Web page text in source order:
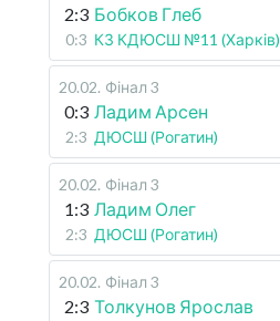
2:3 Бобков Глеб
0:3 КЗ КДЮСШ №11 (Харків)
20.02. Фінал 3
0:3 Ладим Арсен
2:3 ДЮСШ (Рогатин)
20.02. Фінал 3
1:3 Ладим Олег
2:3 ДЮСШ (Рогатин)
20.02. Фінал 3
2:3 Толкунов Ярослав